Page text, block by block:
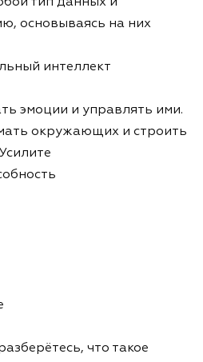
основываясь на них
интеллект
эмоции и управлять ими.
окружающих и строить
что такое